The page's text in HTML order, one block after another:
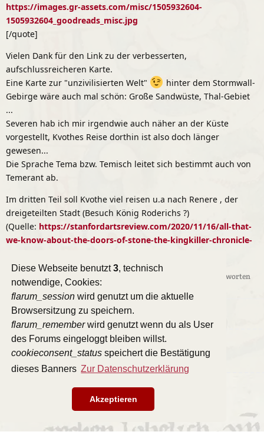
Diese Webseite benutzt3, technisch
notwendige, Cookies:
flarum_session wird genutzt um die aktuelle
Browsersitzung zu speichern.
flarum_rememberwird genutzt wenn du als User
des Forums eingeloggt bleiben willst.
cookieconsent_status speichert die Bestätigung
dieses Banners Zur Datenschutzerklärung
Akzeptieren
https://images.gr-assets.com/misc/1505932604-
1505932604_goodreads_misc.jpg
[/quote]
Vielen Dank für den Link zu der verbesserten,
aufschlussreicheren Karte.
Eine Karte zur "unzivilisierten Welt"
hinter dem Stormwall-
Gebirge wäre auch mal schön: Große Sandwüste, Thal-Gebiet
...
Severen hab ich mir irgendwie auch näher an der Küste
vorgestellt, Kvothes Reise dorthin ist also doch länger
gewesen...
Die Sprache Tema bzw. Temisch leitet sich bestimmt auch von
Temerant ab.
Im dritten Teil soll Kvothe viel reisen u.a nach Renere , der
dreigeteilten Stadt (Besuch König Roderichs ?)
(Quelle: https://stanfordartsreview.com/2020/11/16/all-that-
we-know-about-the-doors-of-stone-the-kingkiller-chronicle-
Antworten
Eine Antwort schreiben…